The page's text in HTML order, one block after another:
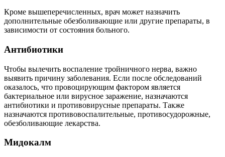
Кроме вышеперечисленных, врач может назначить
дополнительные обезболивающие или другие препараты, в
зависимости от состояния больного.
Антибиотики
Чтобы вылечить воспаление тройничного нерва, важно
выявить причину заболевания. Если после обследований
оказалось, что провоцирующим фактором является
бактериальное или вирусное заражение, назначаются
антибиотики и противовирусные препараты. Также
назначаются противовоспалительные, противосудорожные,
обезболивающие лекарства.
Мидокалм